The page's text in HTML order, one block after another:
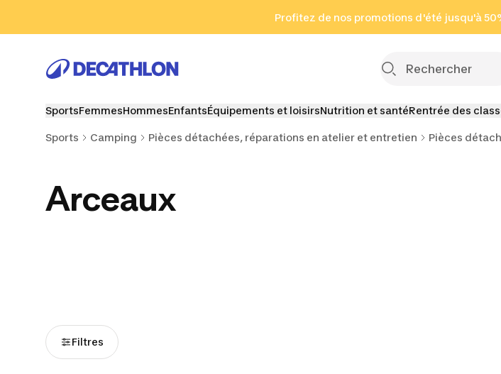
Aller au pied de page
Profitez de nos promotions d'été jusqu'à
SportsFemmesHommesEnfantsÉquipements et loisirsNutrition et santéRentrée des
Sports Camping Pièces détachées, réparations en atelier et entretien Pièces
Arceaux
Filtres